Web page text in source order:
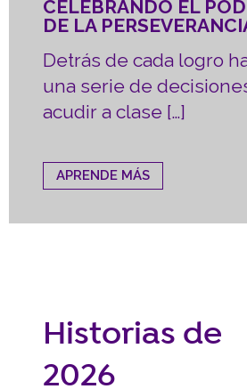
CELEBRANDO EL
DE LA
Detrás de cada logro
una serie de
acudir a clase […]
APRENDE MÁS
Historias de
2026